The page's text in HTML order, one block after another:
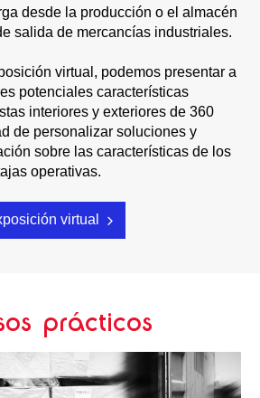
desde la producción o el almacén
salida de mercancías industriales.
virtual, podemos presentar a
potenciales características
interiores y exteriores de 360
de personalizar soluciones y
sobre las características de los
operativas.
virtual
prácticos